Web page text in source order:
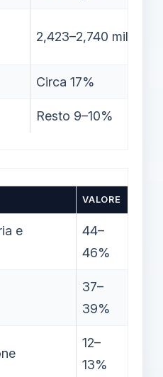
2,423–2,740 milioni
Circa 17%
Resto 9–10%
VALORE
e
44–
46%
37–
39%
12–
13%